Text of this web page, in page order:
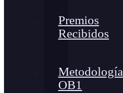
Premios
Recibidos
Metodología
OB1